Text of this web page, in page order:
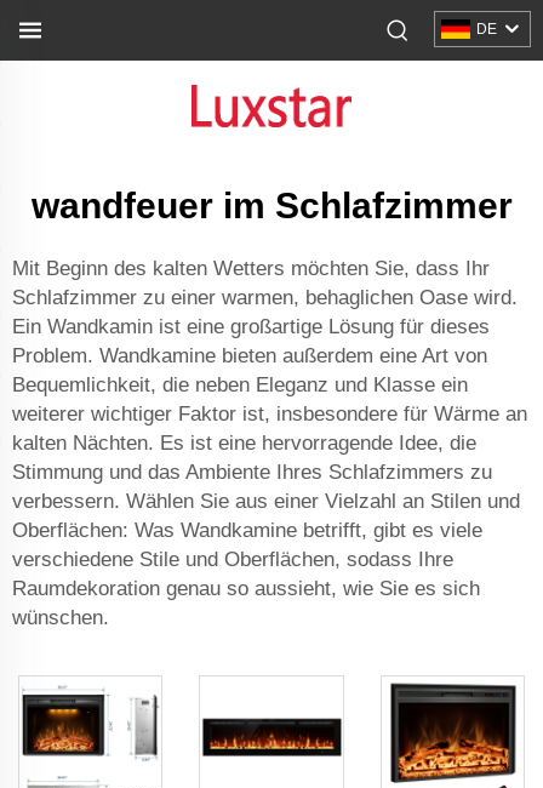
DE
wandfeuer im Schlafzimmer
Mit Beginn des kalten Wetters möchten Sie, dass Ihr
Schlafzimmer zu einer warmen, behaglichen Oase wird.
Ein Wandkamin ist eine großartige Lösung für dieses
Problem. Wandkamine bieten außerdem eine Art von
Bequemlichkeit, die neben Eleganz und Klasse ein
weiterer wichtiger Faktor ist, insbesondere für Wärme an
kalten Nächten. Es ist eine hervorragende Idee, die
Stimmung und das Ambiente Ihres Schlafzimmers zu
verbessern. Wählen Sie aus einer Vielzahl an Stilen und
Oberflächen: Was Wandkamine betrifft, gibt es viele
verschiedene Stile und Oberflächen, sodass Ihre
Raumdekoration genau so aussieht, wie Sie es sich
wünschen.